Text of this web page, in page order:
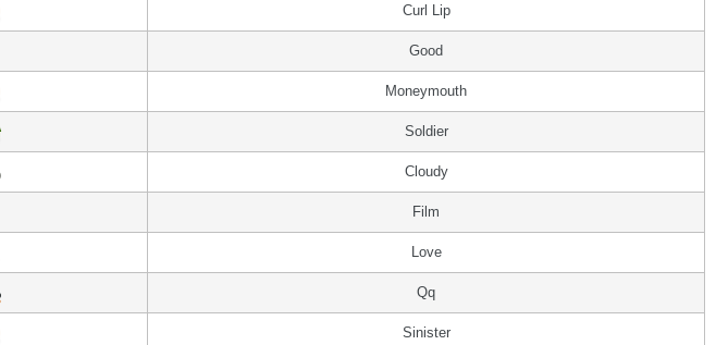
Curl Lip
Good
Moneymouth
Soldier
Cloudy
Film
Love
Qq
Sinister